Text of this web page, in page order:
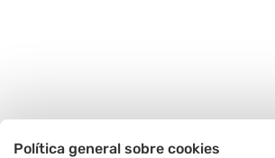
Política general sobre cookies